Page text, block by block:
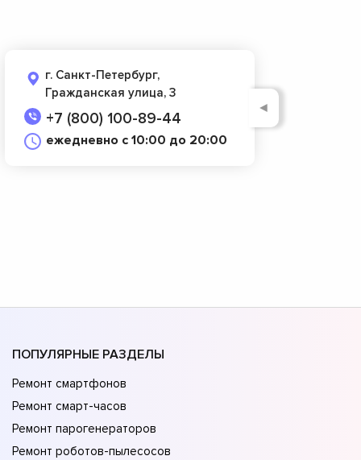
г. Санкт-Петербург,
Гражданская улица, 3
+7 (800) 100-89-44
ежедневно с 10:00 до 20:00
◄
ПОПУЛЯРНЫЕ РАЗДЕЛЫ
Ремонт смартфонов
Ремонт смарт-часов
Ремонт парогенераторов
Ремонт роботов-пылесосов